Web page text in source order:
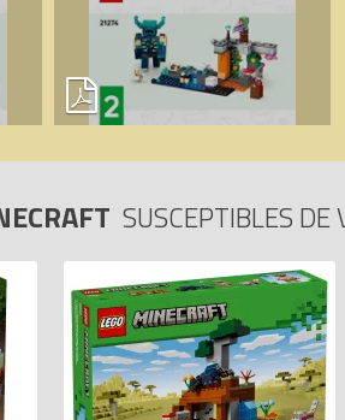
SUSCEPTIBLES DE